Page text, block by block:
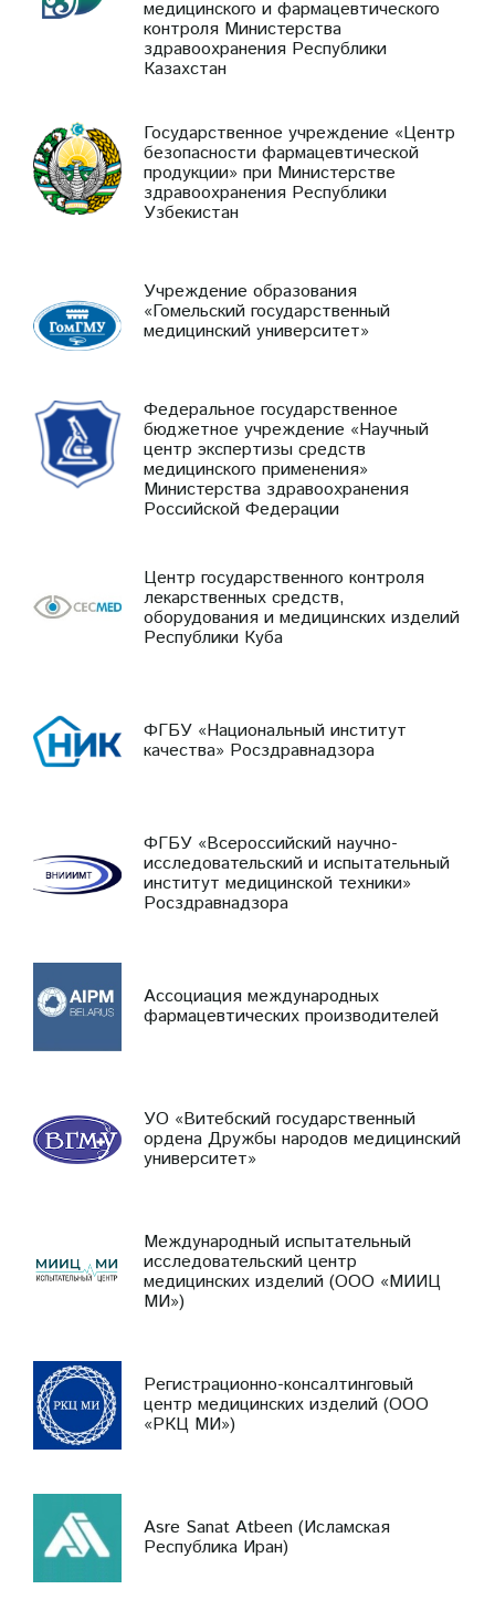
медицинского и фармацевтического
контроля Министерства
здравоохранения Республики
Казахстан
Государственное учреждение «Центр
безопасности фармацевтической
продукции» при Министерстве
здравоохранения Республики
Узбекистан
Учреждение образования
«Гомельский государственный
медицинский университет»
Федеральное государственное
бюджетное учреждение «Научный
центр экспертизы средств
медицинского применения»
Министерства здравоохранения
Российской Федерации
Центр государственного контроля
лекарственных средств,
оборудования и медицинских изделий
Республики Куба
ФГБУ «Национальный институт
качества» Росздравнадзора
ФГБУ «Всероссийский научно-
исследовательский и испытательный
институт медицинской техники»
Росздравнадзора
Ассоциация международных
фармацевтических производителей
УО «Витебский государственный
ордена Дружбы народов медицинский
университет»
Международный испытательный
исследовательский центр
медицинских изделий (ООО «МИИЦ
МИ»)
Регистрационно-консалтинговый
центр медицинских изделий (ООО
«РКЦ МИ»)
Asre Sanat Atbeen (Исламская
Республика Иран)